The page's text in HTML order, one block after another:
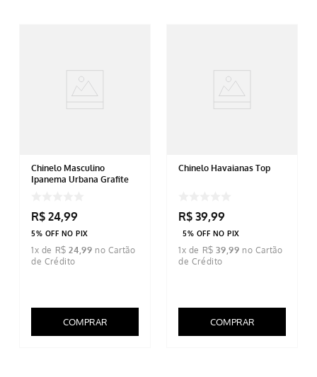
Chinelo Masculino
Ipanema Urbana Grafite
R$ 24,99
5% OFF NO PIX
1x de R$ 24,99
COMPRAR
Chinelo Havaianas Top
R$ 39,99
5% OFF NO PIX
1x de R$ 39,99
COMPRAR